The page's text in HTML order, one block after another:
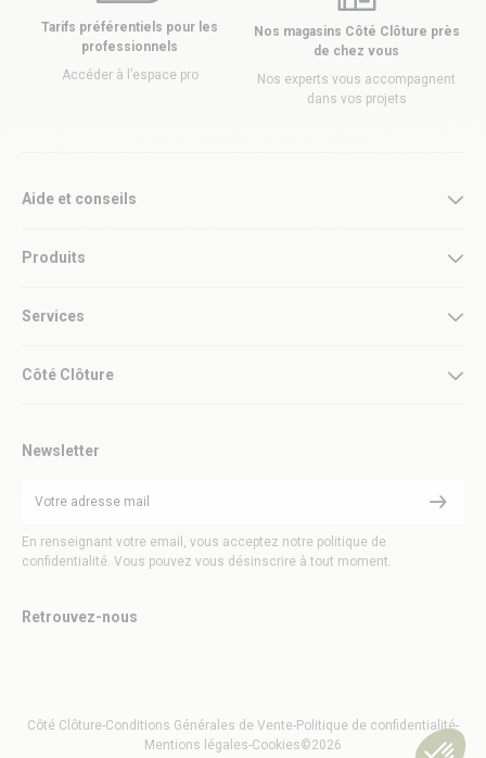
Tarifs préférentiels pour les
professionnels
Accéder à l’espace pro
Nos magasins Côté Clôture près
de chez vous
Nos experts vous accompagnent
dans vos projets
Aide et conseils
Produits
Services
Côté Clôture
Newsletter
En renseignant votre email, vous acceptez notre politique de
confidentialité. Vous pouvez vous désinscrire à tout moment.
Retrouvez-nous
Côté Clôture-Conditions Générales de Vente-Politique de confidentialité-
Mentions légales-Cookies©2026